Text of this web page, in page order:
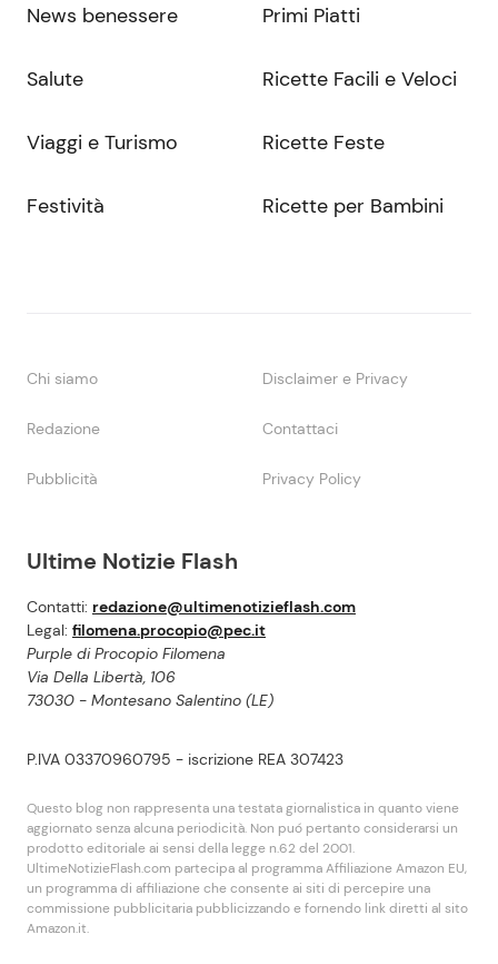
Ultime Notizie Flash
Contatti: redazione@ultimenotizieflash.com
Legal: filomena.procopio@pec.it
Purple di Procopio Filomena
Via Della Libertà, 106
73030 - Montesano Salentino (LE)
P.IVA 03370960795 - iscrizione REA 307423
Questo blog non rappresenta una testata giornalistica in quanto viene
aggiornato senza alcuna periodicità. Non puó pertanto considerarsi un
prodotto editoriale ai sensi della legge n.62 del 2001.
UltimeNotizieFlash.com partecipa al programma Affiliazione Amazon EU,
un programma di affiliazione che consente ai siti di percepire una
commissione pubblicitaria pubblicizzando e fornendo link diretti al sito
Amazon.it.
News benessere
Salute
Viaggi e Turismo
Festività
Primi Piatti
Ricette Facili e Veloci
Ricette Feste
Ricette per Bambini
Chi siamo Disclaimer e Privacy
Redazione Contattaci
Pubblicità Privacy Policy